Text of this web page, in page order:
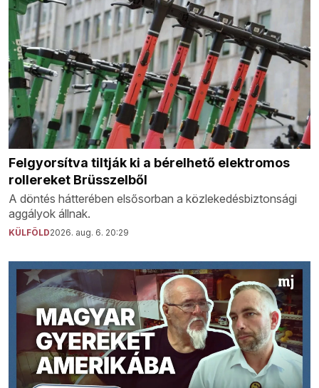
Felgyorsítva tiltják ki a bérelhető elektromos
rollereket Brüsszelből
A döntés hátterében elsősorban a közlekedésbiztonsági
aggályok állnak.
KÜLFÖLD2026. aug. 6. 20:29